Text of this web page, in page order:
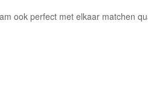
ook perfect met elkaar matchen